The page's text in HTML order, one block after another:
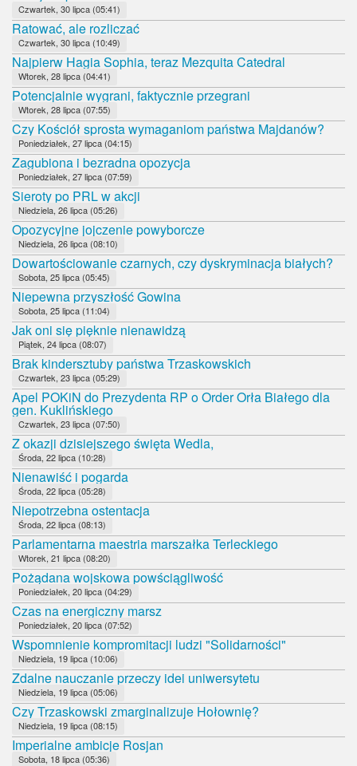
Czwartek, 30 lipca (05:41)
Ratować, ale rozliczać
Czwartek, 30 lipca (10:49)
Najpierw Hagia Sophia, teraz Mezquita Catedral
Wtorek, 28 lipca (04:41)
Potencjalnie wygrani, faktycznie przegrani
Wtorek, 28 lipca (07:55)
Czy Kościół sprosta wymaganiom państwa Majdanów?
Poniedziałek, 27 lipca (04:15)
Zagubiona i bezradna opozycja
Poniedziałek, 27 lipca (07:59)
Sieroty po PRL w akcji
Niedziela, 26 lipca (05:26)
Opozycyjne jojczenie powyborcze
Niedziela, 26 lipca (08:10)
Dowartościowanie czarnych, czy dyskryminacja białych?
Sobota, 25 lipca (05:45)
Niepewna przyszłość Gowina
Sobota, 25 lipca (11:04)
Jak oni się pięknie nienawidzą
Piątek, 24 lipca (08:07)
Brak kindersztuby państwa Trzaskowskich
Czwartek, 23 lipca (05:29)
Apel POKiN do Prezydenta RP o Order Orła Białego dla
gen. Kuklińskiego
Czwartek, 23 lipca (07:50)
Z okazji dzisiejszego święta Wedla,
Środa, 22 lipca (10:28)
Nienawiść i pogarda
Środa, 22 lipca (05:28)
Niepotrzebna ostentacja
Środa, 22 lipca (08:13)
Parlamentarna maestria marszałka Terleckiego
Wtorek, 21 lipca (08:20)
Pożądana wojskowa powściągliwość
Poniedziałek, 20 lipca (04:29)
Czas na energiczny marsz
Poniedziałek, 20 lipca (07:52)
Wspomnienie kompromitacji ludzi "Solidarności"
Niedziela, 19 lipca (10:06)
Zdalne nauczanie przeczy idei uniwersytetu
Niedziela, 19 lipca (05:06)
Czy Trzaskowski zmarginalizuje Hołownię?
Niedziela, 19 lipca (08:15)
Imperialne ambicje Rosjan
Sobota, 18 lipca (05:36)